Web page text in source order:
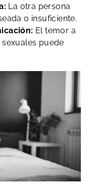
La otra persona
o insuficiente.
El temor a
puede